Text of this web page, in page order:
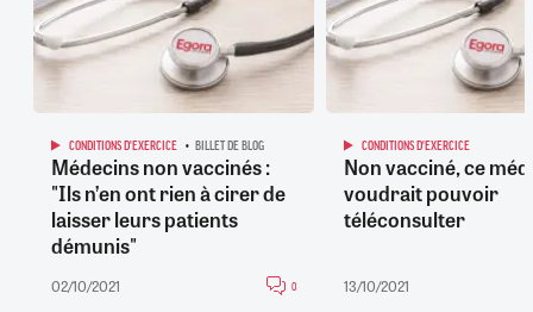
CONDITIONS D'EXERCICE BILLET DE BLOG
Médecins non vaccinés :
"Ils n’en ont rien à cirer de
laisser leurs patients
démunis"
02/10/2021 0
CONDITIONS D'EXERCICE
Non vacciné, ce
voudrait pouvoir
téléconsulter
13/10/2021